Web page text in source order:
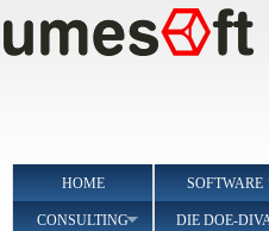
to
Main
navigation
HOME SOFTWARE
CONSULTING DIE DOE-